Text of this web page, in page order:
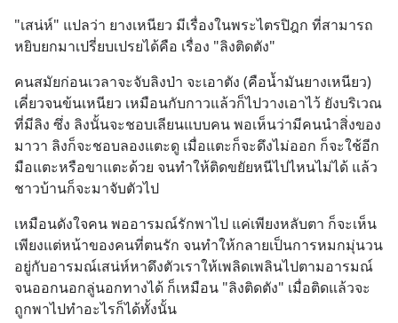
"เสน่ห์" แปลว่า ยางเหนียว มีเรื่องในพระไตรปิฎก ที่สามารถ
หยิบยกมาเปรี่ยบเปรยได้คือ เรื่อง "ลิงติดตัง"
คนสมัยก่อนเวลาจะจับลิงป่า จะเอาตัง (คือน้ำมันยางเหนียว)
เคี่ยวจนข้นเหนียว เหมือนกับกาวแล้วก็ไปวางเอาไว้ ยังบริเวณ
ที่มีลิง ซึ่ง ลิงนั้นจะชอบเลียนแบบคน พอเห็นว่ามีคนนำสิ่งของ
มาวา ลิงก็จะชอบลองแตะดู เมื่อแตะก็จะดึงไม่ออก ก็จะใช้อีก
มือแตะหรือขาแตะด้วย จนทำให้ติดขยัยหนีไปไหนไม่ได้ แล้ว
ชาวบ้านก็จะมาจับตัวไป
เหมือนดังใจคน พออารมณ์รักพาไป แค่เพียงหลับตา ก็จะเห็น
เพียงแต่หน้าของคนที่ตนรัก จนทำให้กลายเป็นการหมกมุ่นวน
อยู่กับอารมณ์เสน่ห์หาดึงตัวเราให้เพลิดเพลินไปตามอารมณ์
จนออกนอกลู่นอกทางได้ ก็เหมือน "ลิงติดตัง" เมื่อติดแล้วจะ
ถูกพาไปทำอะไรก็ได้ทั้งนั้น